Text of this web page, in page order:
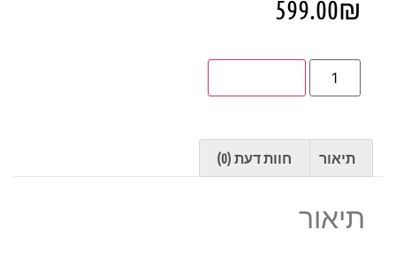
599.00₪
תיאור חוות דעת (0)
תיאור